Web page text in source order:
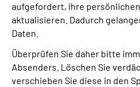
aufgefordert, ihre
aktualisieren. Dadurch
Daten.
Überprüfen Sie daher bitte
Absenders. Löschen Sie
verschieben Sie diese in den